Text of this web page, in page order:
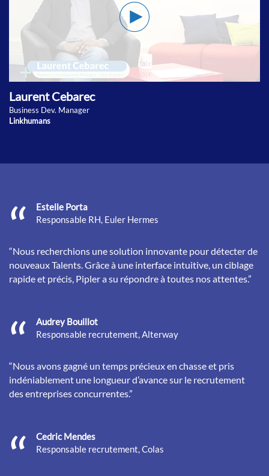
Laurent Cebarec
Business Dev. Manager
Linkhumans
Estelle Porta
Responsable RH, Euler Hermes
“Nous recherchions une solution innovante pour détecter de
nouveaux Talents. Grâce à une interface intuitive, un ciblage
rapide et précis, Pipler a su répondre à toutes nos attentes.”
Audrey Bouillot
Responsable recrutement, Alterway
“Nous avons gagné un temps précieux en chasse et pris
indéniablement une longueur d’avance sur le recrutement
des entreprises concurrentes.”
Cedric Mendes
Responsable recrutement, Colas